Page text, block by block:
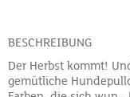
BESCHREIBUNG
Der Herbst kommt!
gemütliche